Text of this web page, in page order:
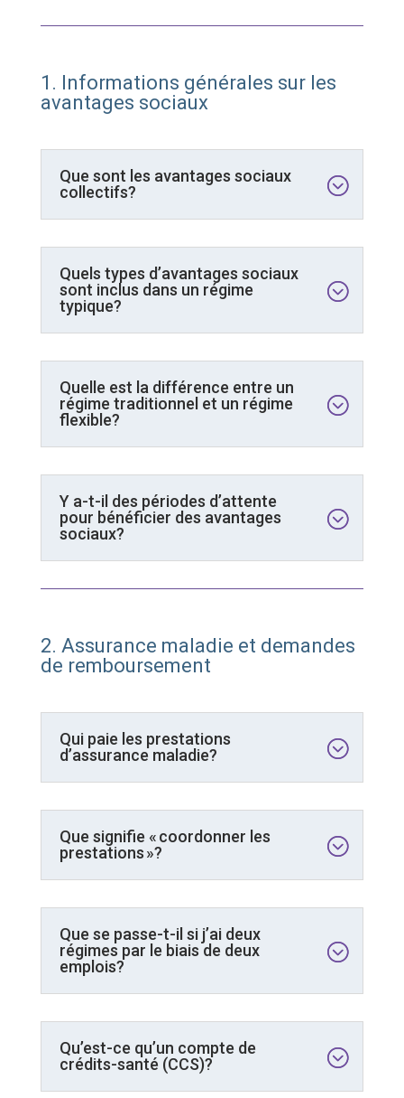
1. Informations générales sur les
avantages sociaux
Que sont les avantages sociaux
collectifs?
Quels types d’avantages sociaux
sont inclus dans un régime
typique?
Quelle est la différence entre un
régime traditionnel et un régime
flexible?
Y a-t-il des périodes d’attente
pour bénéficier des avantages
sociaux?
2. Assurance maladie et demandes
de remboursement
Qui paie les prestations
d’assurance maladie?
Que signifie « coordonner les
prestations »?
Que se passe-t-il si j’ai deux
régimes par le biais de deux
emplois?
Qu’est-ce qu’un compte de
crédits-santé (CCS)?